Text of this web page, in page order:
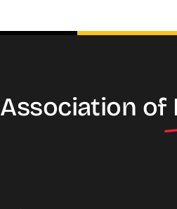
Association of